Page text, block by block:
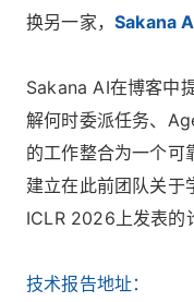
换另一家， Sakana
Sakana AI在博客中
解何时委派任务、
的工作整合为一个可
建立在此前团队关于
ICLR 2026上发表的
技术报告地址：